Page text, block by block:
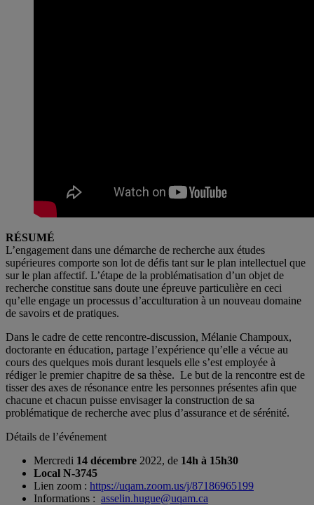
RÉSUMÉ
L’engagement dans une démarche de recherche aux études
supérieures comporte son lot de défis tant sur le plan intellectuel que
sur le plan affectif. L’étape de la problématisation d’un objet de
recherche constitue sans doute une épreuve particulière en ceci
qu’elle engage un processus d’acculturation à un nouveau domaine
de savoirs et de pratiques.
Dans le cadre de cette rencontre-discussion, Mélanie Champoux,
doctorante en éducation, partage l’expérience qu’elle a vécue au
cours des quelques mois durant lesquels elle s’est employée à
rédiger le premier chapitre de sa thèse. Le but de la rencontre est de
tisser des axes de résonance entre les personnes présentes afin que
chacune et chacun puisse envisager la construction de sa
problématique de recherche avec plus d’assurance et de sérénité.
Détails de l’événement
Mercredi 14 décembre 2022, de 14h à 15h30
Local N-3745
Lien zoom : https://uqam.zoom.us/j/87186965199
Informations : asselin.hugue@uqam.ca